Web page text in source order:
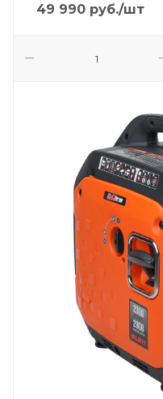
49 990 руб./шт